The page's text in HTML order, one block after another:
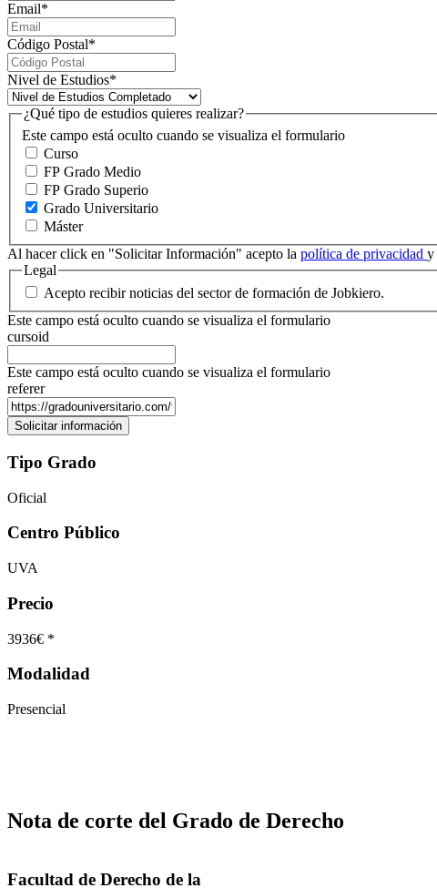
Email*
Código Postal*
Nivel de Estudios*
Este campo está oculto cuando se visualiza el formulario
¿Qué tipo de estudios quieres realizar?
Curso
FP Grado Medio
FP Grado Superio
Grado Universitario
Máster
Al hacer click en "Solicitar Información" acepto la política de privacidad y
Legal
Acepto recibir noticias del sector de formación de Jobkiero.
Este campo está oculto cuando se visualiza el formulario
cursoid
Este campo está oculto cuando se visualiza el formulario
referer
Tipo Grado
Oficial
Centro Público
UVA
Precio
3936€ *
Modalidad
Presencial
Nota de corte del Grado de Derecho
Facultad de Derecho de la